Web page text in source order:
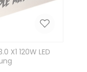
X1 120W LED